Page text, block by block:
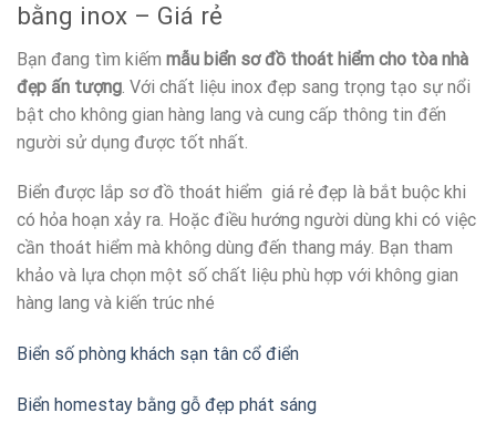
bằng inox – Giá rẻ
Bạn đang tìm kiếm mẫu biển sơ đồ thoát hiểm cho tòa nhà
đẹp ấn tượng . Với chất liệu inox đẹp sang trọng tạo sự nổi
bật cho không gian hàng lang và cung cấp thông tin đến
người sử dụng được tốt nhất.
Biển được lắp sơ đồ thoát hiểm giá rẻ đẹp là bắt buộc khi
có hỏa hoạn xảy ra. Hoặc điều hướng người dùng khi có việc
cần thoát hiểm mà không dùng đến thang máy. Bạn tham
khảo và lựa chọn một số chất liệu phù hợp với không gian
hàng lang và kiến trúc nhé
Biển số phòng khách sạn tân cổ điển
Biển homestay bằng gỗ đẹp phát sáng